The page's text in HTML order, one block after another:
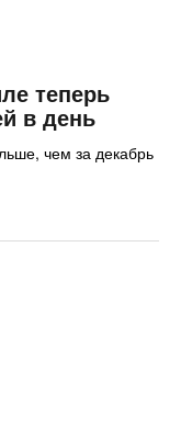
теперь
в день
чем за декабрь